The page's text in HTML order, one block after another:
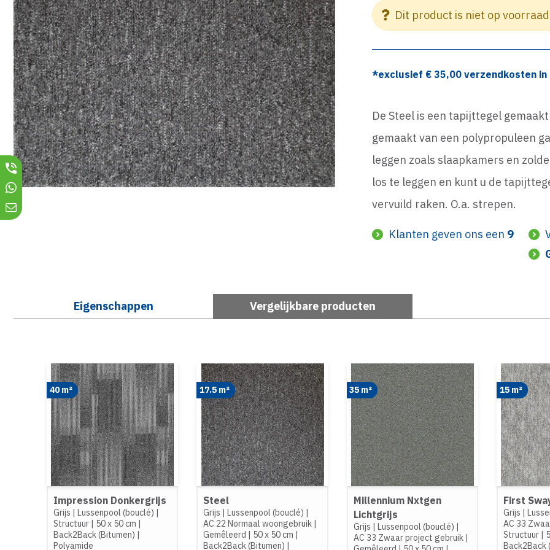
Dit product is niet op voorraad
*exclusief €35,00 verzendkosten in
De Steel is een tapijttegel
gemaakt van een polypropuleen
leggen zoals slaapkamers en
los te leggen en kunt u de
vervuild raken. O.a. strepen.
Klanten geven ons een 9
Eigenschappen Vergelijkbare producten
40 m²
Impression Donkergrijs
Grijs | Lussenpool (bouclé) |
Structuur | 50 x 50 cm |
Back2Back (Bitumen) |
Polyamide
17.5 m²
Steel
Grijs |Lussenpool (bouclé) |
AC 22 Normaal woongebruik |
Gemêleerd | 50 x 50 cm |
Back2Back (Bitumen) |
35 m²
Millennium Nxtgen
Lichtgrijs
Grijs | Lussenpool (bouclé) |
AC 33 Zwaar project gebruik|
15 m²
First
Grijs |
AC 33
Structuur |
Back2Back